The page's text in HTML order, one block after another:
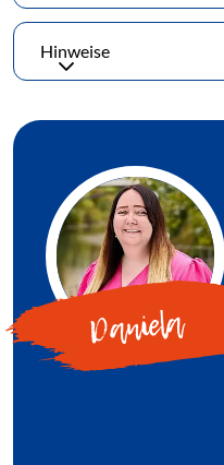
Hinweise
Daniela